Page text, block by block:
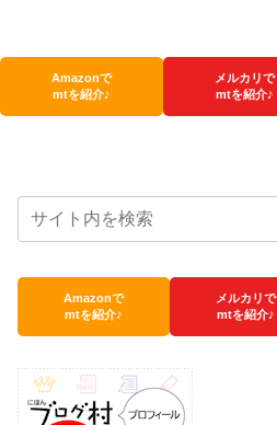
Amazonで
mtを紹介♪
メルカリで
mtを紹介♪
Amazonで
mtを紹介♪
メルカリで
mtを紹介♪